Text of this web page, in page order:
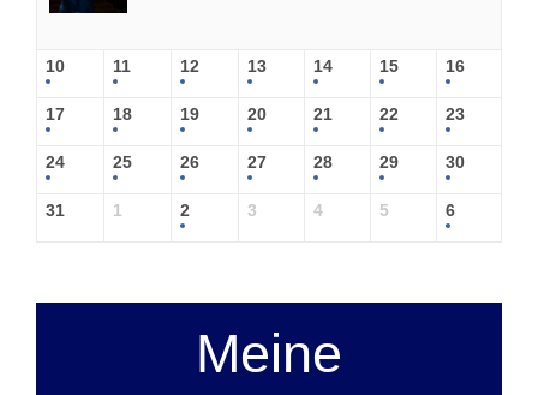
10 11 12 13 14 15 16
17 18 19 20 21 22 23
24 25 26 27 28 29 30
31 1 2 3 4 5 6
Meine